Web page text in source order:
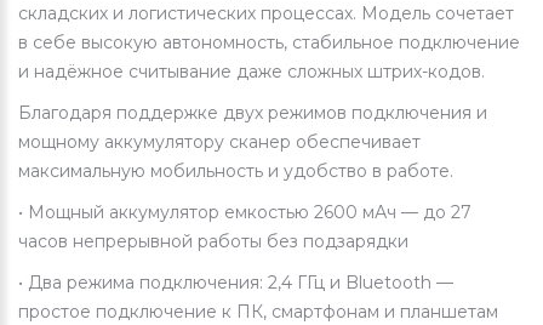
складских и логистических процессах. Модель сочетает
в себе высокую автономность, стабильное подключение
и надёжное считывание даже сложных штрих-кодов.
Благодаря поддержке двух режимов подключения и
мощному аккумулятору сканер обеспечивает
максимальную мобильность и удобство в работе.
• Мощный аккумулятор емкостью 2600 мАч — до 27
часов непрерывной работы без подзарядки
• Два режима подключения: 2,4 ГГц и Bluetooth —
простое подключение к ПК, смартфонам и планшетам